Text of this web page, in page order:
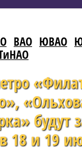
ВАО ЮВАО
будут
18 и 19